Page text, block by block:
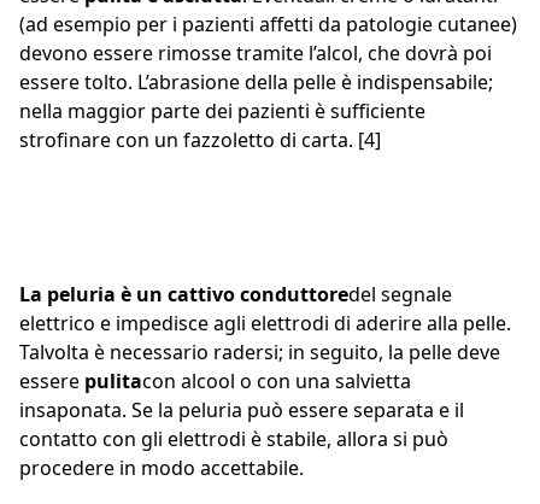
(ad esempio per i pazienti affetti da patologie cutanee)
devono essere rimosse tramite l’alcol, che dovrà poi
essere tolto. L’abrasione della pelle è indispensabile;
nella maggior parte dei pazienti è sufficiente
strofinare con un fazzoletto di carta. [4]
La peluria è un cattivo conduttoredel segnale
elettrico e impedisce agli elettrodi di aderire alla pelle.
Talvolta è necessario radersi; in seguito, la pelle deve
essere pulitacon alcool o con una salvietta
insaponata. Se la peluria può essere separata e il
contatto con gli elettrodi è stabile, allora si può
procedere in modo accettabile.